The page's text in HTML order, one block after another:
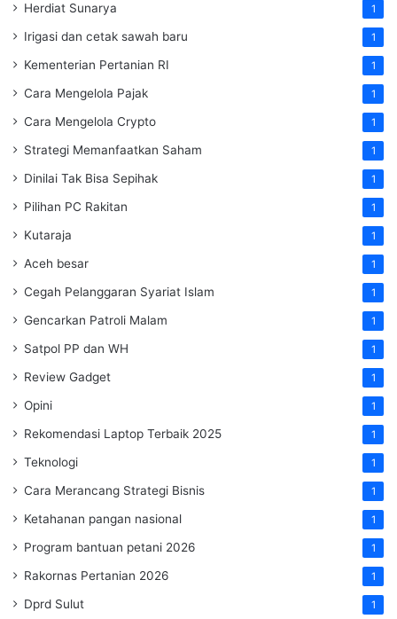
Herdiat Sunarya 1
Irigasi dan cetak sawah baru 1
Kementerian Pertanian RI 1
Cara Mengelola Pajak 1
Cara Mengelola Crypto 1
Strategi Memanfaatkan Saham 1
Dinilai Tak Bisa Sepihak 1
Pilihan PC Rakitan 1
Kutaraja 1
Aceh besar 1
Cegah Pelanggaran Syariat Islam 1
Gencarkan Patroli Malam 1
Satpol PP dan WH 1
Review Gadget 1
Opini 1
Rekomendasi Laptop Terbaik 2025 1
Teknologi 1
Cara Merancang Strategi Bisnis 1
Ketahanan pangan nasional 1
Program bantuan petani 2026 1
Rakornas Pertanian 2026 1
Dprd Sulut 1